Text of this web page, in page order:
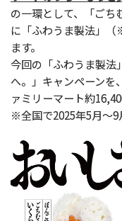
の一環として、「ごち
に「ふわうま製法」
ます。
今回の「ふわうま製法
へ。」キャンペーンを
ァミリーマート約
※全国で2025年5月～9